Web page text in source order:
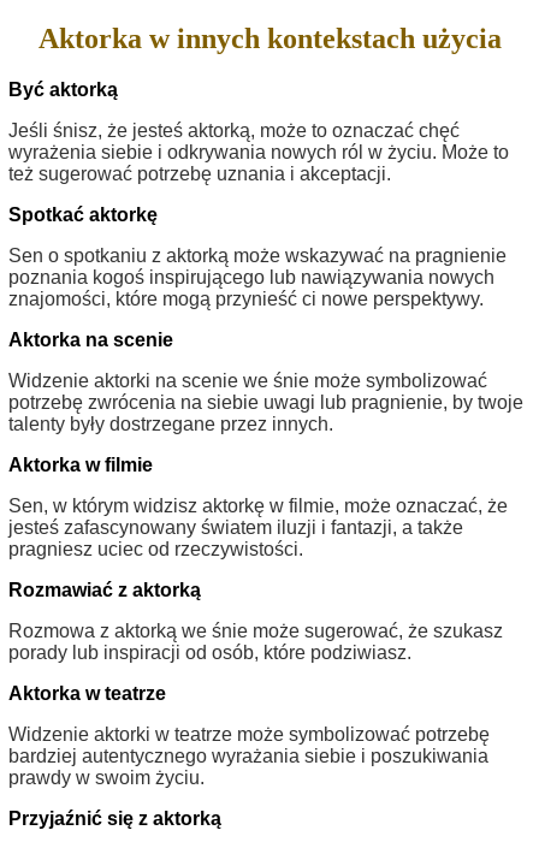
Aktorka w innych kontekstach użycia
Być aktorką
Jeśli śnisz, że jesteś aktorką, może to oznaczać chęć
wyrażenia siebie i odkrywania nowych ról w życiu. Może to
też sugerować potrzebę uznania i akceptacji.
Spotkać aktorkę
Sen o spotkaniu z aktorką może wskazywać na pragnienie
poznania kogoś inspirującego lub nawiązywania nowych
znajomości, które mogą przynieść ci nowe perspektywy.
Aktorka na scenie
Widzenie aktorki na scenie we śnie może symbolizować
potrzebę zwrócenia na siebie uwagi lub pragnienie, by twoje
talenty były dostrzegane przez innych.
Aktorka w filmie
Sen, w którym widzisz aktorkę w filmie, może oznaczać, że
jesteś zafascynowany światem iluzji i fantazji, a także
pragniesz uciec od rzeczywistości.
Rozmawiać z aktorką
Rozmowa z aktorką we śnie może sugerować, że szukasz
porady lub inspiracji od osób, które podziwiasz.
Aktorka w teatrze
Widzenie aktorki w teatrze może symbolizować potrzebę
bardziej autentycznego wyrażania siebie i poszukiwania
prawdy w swoim życiu.
Przyjaźnić się z aktorką